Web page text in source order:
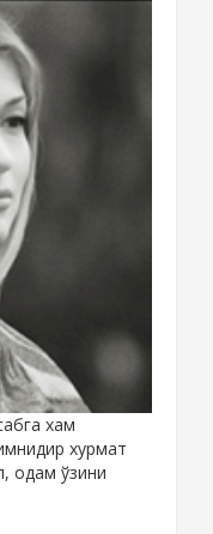
хам
хурмат
одам ўзини